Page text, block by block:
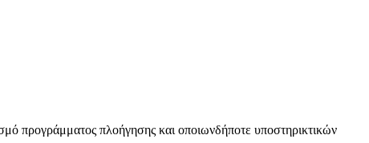
προγράμματος πλοήγησης και οποιωνδήποτε υποστηρικτικών